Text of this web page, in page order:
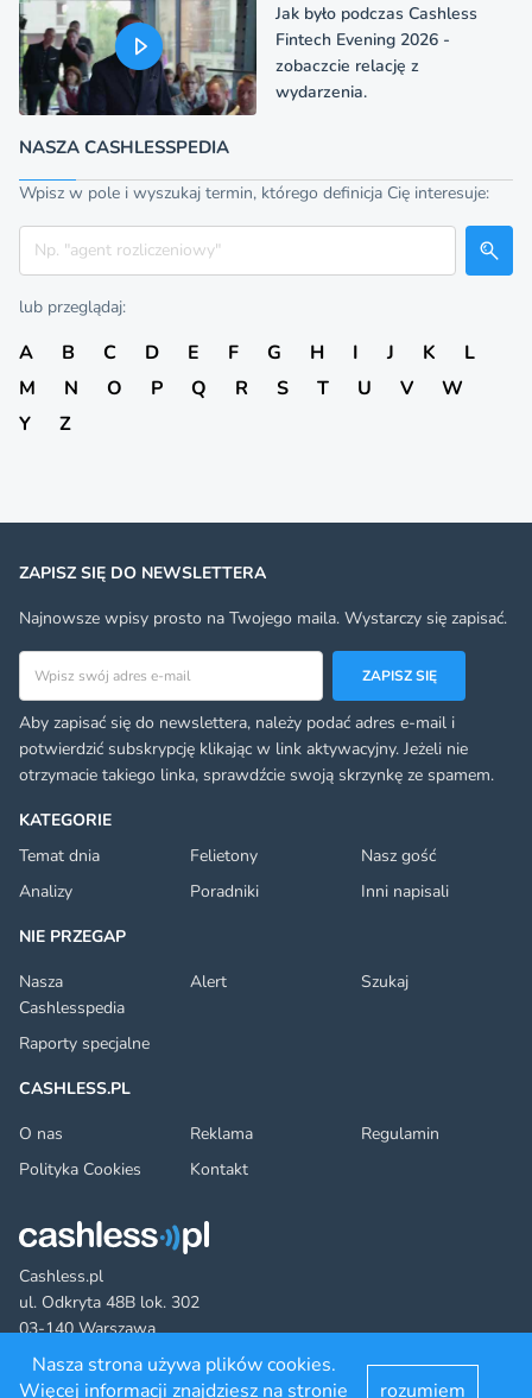
Jak było podczas Cashless
Fintech Evening 2026 -
zobaczcie relację z
wydarzenia.
NASZA CASHLESSPEDIA
Wpisz w pole i wyszukaj termin, którego definicja Cię interesuje:
Szukaj
lub przeglądaj:
A B C D E F G H I J K
L
M
N O P Q R S T U V
W
Y
Z
Cashless.pl
ul. Odkryta 48B lok. 302
03-140 Warszawa
KATEGORIE
Temat dnia
Felietony
Nasz gość
Analizy
Poradniki
Inni napisali
NIE PRZEGAP
Nasza
Cashlesspedia
Alert Szukaj
Raporty specjalne
CASHLESS.PL
O nas
Reklama
Regulamin
Polityka Cookies
Kontakt
ZAPISZ SIĘ DO NEWSLETTERA
Najnowsze wpisy prosto na Twojego maila. Wystarczy się zapisać.
ZAPISZ SIĘ
Aby zapisać się do newslettera, należy podać adres e-mail i
potwierdzić subskrypcję klikając w link aktywacyjny. Jeżeli nie
otrzymacie takiego linka, sprawdźcie swoją skrzynkę ze spamem.
Nasza strona używa plików cookies.
Więcej informacji znajdziesz na stronie
rozumiem